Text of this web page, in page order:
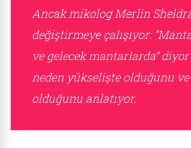
Ancak mikolog Merlin
değiştirmeye çalışıyor:
ve gelecek mantarlarda”
neden yükselişte olduğunu
olduğunu anlatıyor.